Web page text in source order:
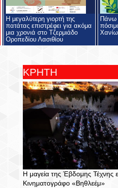
Η μεγαλύτερη γιορτή της
πατάτας επιστρέφει για ακόμα
μια χρονιά στο Τζερμιάδο
Οροπεδίου Λασιθίου
Πάνω
ΚΡΗΤΗ
Η μαγεία της Έβδομης Τέχνης
Κινηματογράφο «Βηθλεέμ»